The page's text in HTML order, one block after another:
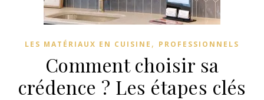
LES MATÉRIAUX EN CUISINE , PROFESSIONNELS
Comment choisir sa
crédence ? Les étapes clés